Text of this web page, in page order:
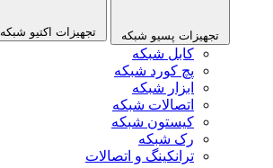
تجهیزات پسیو شبکه تجهیزات اکتیو شبکه
کابل شبکه
پچ کورد شبکه
ابزار شبکه
اتصالات شبکه
کیستون شبکه
رک شبکه
ترانکینگ و اتصالات